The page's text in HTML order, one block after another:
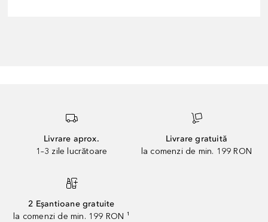
Livrare aprox.
1–3 zile lucrătoare
Livrare gratuită
la comenzi de min. 199 RON
2 Eșantioane gratuite
la comenzi de min. 199 RON ¹